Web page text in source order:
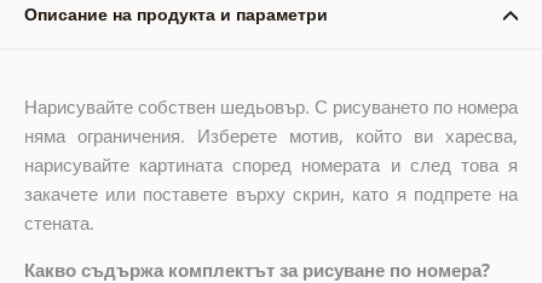
Описание на продукта и параметри
Нарисувайте собствен шедьовър. С рисуването по номера
няма ограничения. Изберете мотив, който ви харесва,
нарисувайте картината според номерата и след това я
закачете или поставете върху скрин, като я подпрете на
стената.
Какво съдържа комплектът за рисуване по номера?